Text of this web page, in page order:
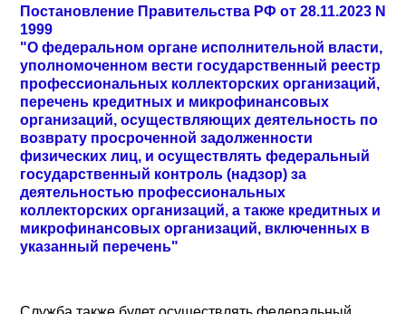
Постановление Правительства РФ от 28.11.2023 N
1999
"О федеральном органе исполнительной власти,
уполномоченном вести государственный реестр
профессиональных коллекторских организаций,
перечень кредитных и микрофинансовых
организаций, осуществляющих деятельность по
возврату просроченной задолженности
физических лиц, и осуществлять федеральный
государственный контроль (надзор) за
деятельностью профессиональных
коллекторских организаций, а также кредитных и
микрофинансовых организаций, включенных в
указанный перечень"